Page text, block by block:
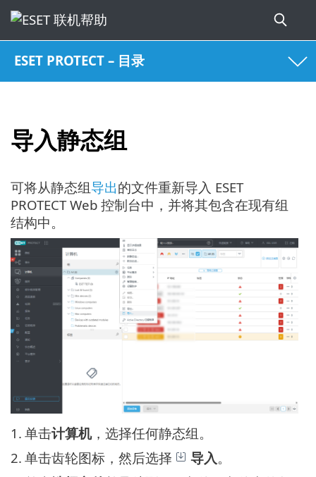
ESET PROTECT – 目录
导入静态组
可将从静态组导出的文件重新导入 ESET
PROTECT Web 控制台中，并将其包含在现有组
结构中。
1. 单击计算机，选择任何静态组。
2. 单击齿轮图标，然后选择 导入。